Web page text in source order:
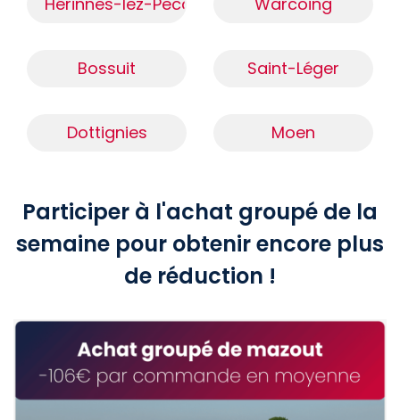
Bossuit Saint-Léger
Dottignies Moen
Participer à l'achat groupé de la
semaine pour obtenir encore plus
de réduction !